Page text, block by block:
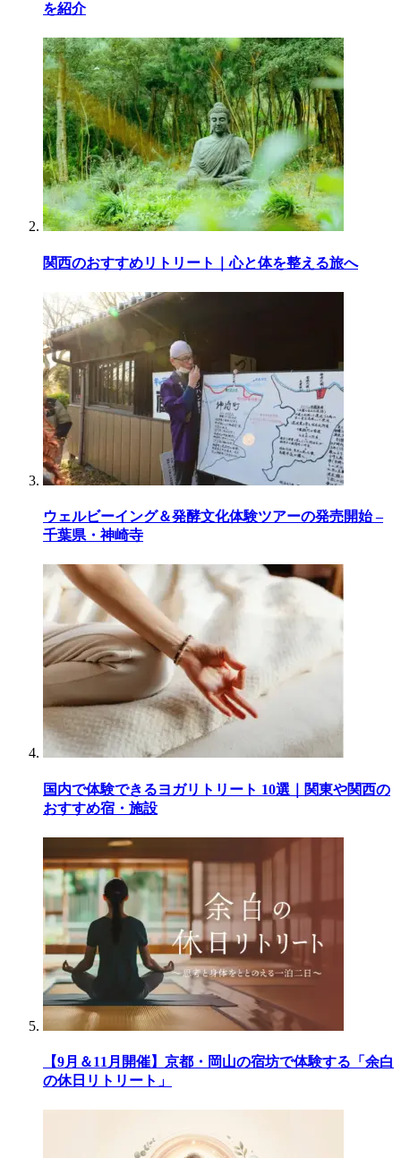
を紹介
関西のおすすめリトリート｜心と体を整える旅へ
ウェルビーイング＆発酵文化体験ツアーの発売開始 –
千葉県・神崎寺
国内で体験できるヨガリトリート 10選｜関東や関西の
おすすめ宿・施設
【9月＆11月開催】京都・岡山の宿坊で体験する「余白
の休日リトリート」